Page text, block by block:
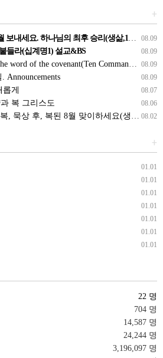
+
08.09
나님의 최후 승리(생삶,11,화) *예수생명 내생명 우리생명!
08.09
들라(십계명1) 설교&BS
08.09
covenant(Ten Commandments 1):Sermon & BS
08.09
Announcements
08.07
게
08.06
복 그리스도
08.02
8월 맞이하세요(생삶,3,월) *예수생명 내생명 우리생명!
+
01.01
01.01
01.01
01.01
01.01
01.01
01.01
22 명
704 명
14,587 명
24,244 명
3,196,097 명